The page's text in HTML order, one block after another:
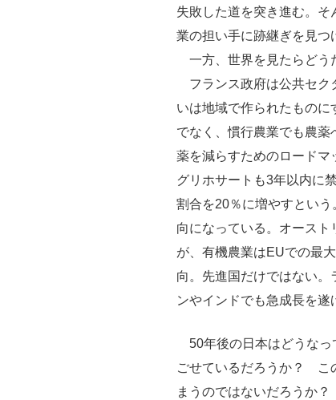
失敗した道を突き進む。
業の担い手に跡継ぎを見つ
一方、世界を見たらどう
フランス政府は公共セク
いは地域で作られたもの
でなく、慣行農業でも農
薬を減らすためのロード
グリホサートも3年以内に
割合を20％に増やすとい
向になっている。オースト
が、有機農業はEUでの最
向。先進国だけではない
ンやインドでも急成長を遂
50年後の日本はどうな
ごせているだろうか？ こ
まうのではないだろうか？